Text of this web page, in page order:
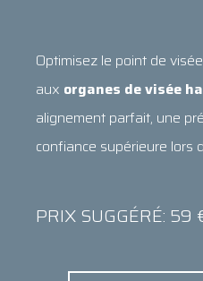
Optimisez le point de
aux organes de visée
alignement parfait, une
confiance supérieure lors
PRIX SUGGÉRÉ: 59